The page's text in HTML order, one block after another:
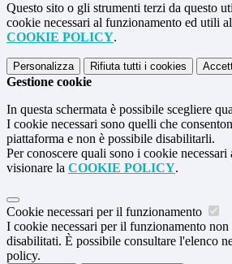
Questo sito o gli strumenti terzi da questo
cookie necessari al funzionamento ed utili
COOKIE POLICY.
Personalizza Rifiuta tutti i cookies
Gestione cookie
In questa schermata è possibile scegliere
I cookie necessari sono quelli che
piattaforma e non è possibile disabilitarli.
Per conoscere quali sono i cookie
visionare la COOKIE POLICY.
Cookie necessari per il funzionamento
I cookie necessari per il funzionamento non
disabilitati. È possibile consultare l'elenco
policy.